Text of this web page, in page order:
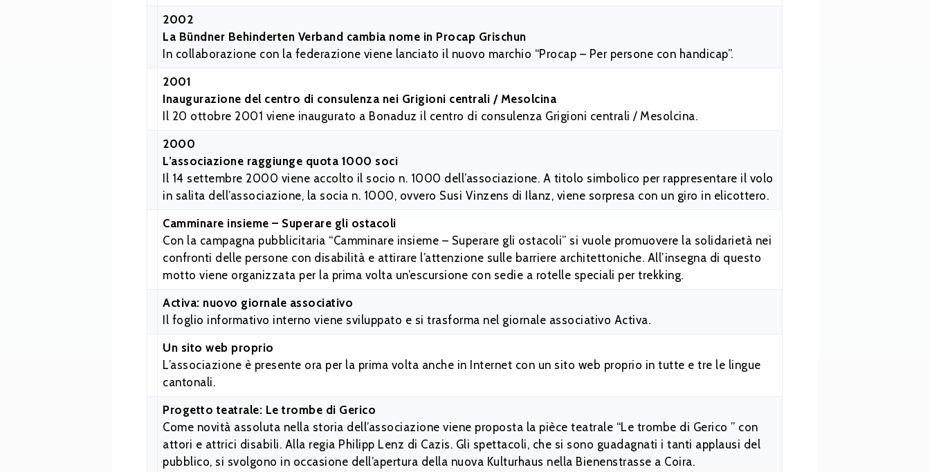
2002
La Bündner Behinderten Verband cambia nome in Procap Grischun
In collaborazione con la federazione viene lanciato il nuovo marchio “Procap – Per persone con handicap”.
2001
Inaugurazione del centro di consulenza nei Grigioni centrali / Mesolcina
Il 20 ottobre 2001 viene inaugurato a Bonaduz il centro di consulenza Grigioni centrali / Mesolcina.
2000
L’associazione raggiunge quota 1000 soci
Il 14 settembre 2000 viene accolto il socio n. 1000 dell’associazione. A titolo simbolico per rappresentare il volo
in salita dell’associazione, la socia n. 1000, ovvero Susi Vinzens di Ilanz, viene sorpresa con un giro in elicottero.
Camminare insieme – Superare gli ostacoli
Con la campagna pubblicitaria “Camminare insieme – Superare gli ostacoli” si vuole promuovere la solidarietà nei
confronti delle persone con disabilità e attirare l’attenzione sulle barriere architettoniche. All’insegna di questo
motto viene organizzata per la prima volta un’escursione con sedie a rotelle speciali per trekking.
Activa: nuovo giornale associativo
Il foglio informativo interno viene sviluppato e si trasforma nel giornale associativo Activa.
Un sito web proprio
L’associazione è presente ora per la prima volta anche in Internet con un sito web proprio in tutte e tre le lingue
cantonali.
Progetto teatrale: Le trombe di Gerico
Come novità assoluta nella storia dell’associazione viene proposta la pièce teatrale “Le trombe di Gerico ” con
attori e attrici disabili. Alla regia Philipp Lenz di Cazis. Gli spettacoli, che si sono guadagnati i tanti applausi del
pubblico, si svolgono in occasione dell’apertura della nuova Kulturhaus nella Bienenstrasse a Coira.